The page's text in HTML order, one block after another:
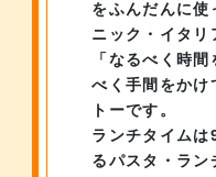
をふんだんに使
ニック・イタリ
「なるべく時
べく手間をかけ
トーです。
ランチタイムは
る パスタ・ラン